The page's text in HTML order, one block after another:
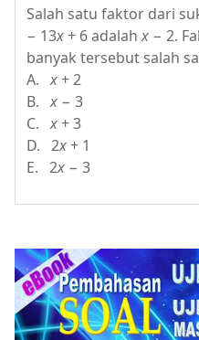
Salah satu faktor dari
− 13x+ 6 adalahx − 2.
banyak tersebut salah
A.x+ 2
B.x − 3
C.x+ 3
D. 2x+ 1
E. 2x − 3